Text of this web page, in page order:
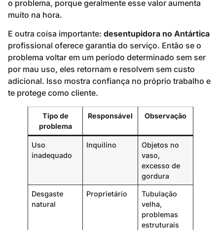
o problema, porque geralmente esse valor aumenta
muito na hora.
E outra coisa importante: desentupidora no Antártica
profissional oferece garantia do serviço. Então se o
problema voltar em um período determinado sem ser
por mau uso, eles retornam e resolvem sem custo
adicional. Isso mostra confiança no próprio trabalho e
te protege como cliente.
Tipo de
problema
Responsável Observação
Uso
inadequado
Inquilino
Objetos no
vaso,
excesso de
gordura
Desgaste
natural
Proprietário
Tubulação
velha,
problemas
estruturais